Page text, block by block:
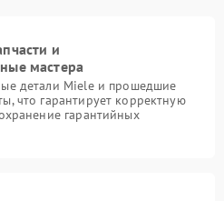
и
мастера
детали Miele и прошедшие
что гарантирует корректную
гарантийных